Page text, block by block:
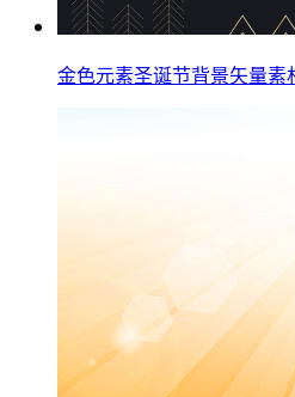
金色元素圣诞节背景矢量素